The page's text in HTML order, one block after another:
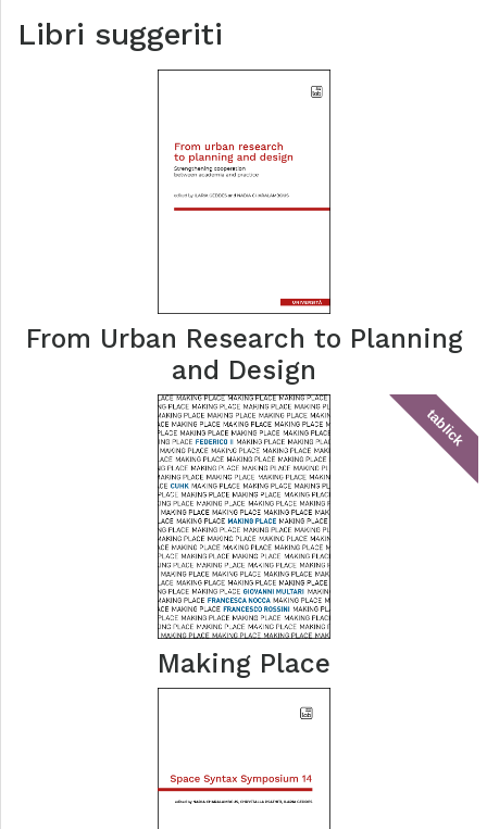
Libri suggeriti
From Urban Research to Planning
and Design
tablick
Making Place